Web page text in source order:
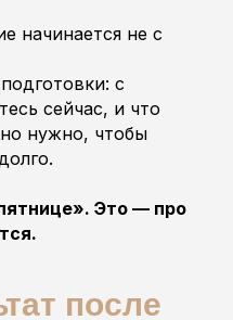
начинается не с
с
сейчас, и что
нужно, чтобы
Это — про
после